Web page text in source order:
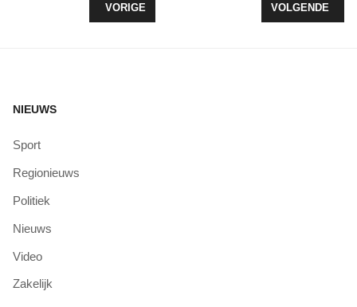
VORIG ARTIKEL: VERNIEUWDE WEBSITE VOOR
VORIGE VOLGENDE
VOLGENDE
NIEUWS
Sport
Regionieuws
Politiek
Nieuws
Video
Zakelijk